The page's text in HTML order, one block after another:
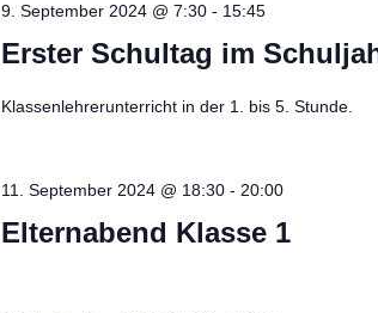
Erster Schultag im
9. September 2024 @ 7:30 - 15:45
Klassenlehrerunterricht in der 1. bis 5. Stunde.
Elternabend Klasse 1
11. September 2024 @ 18:30 - 20:00